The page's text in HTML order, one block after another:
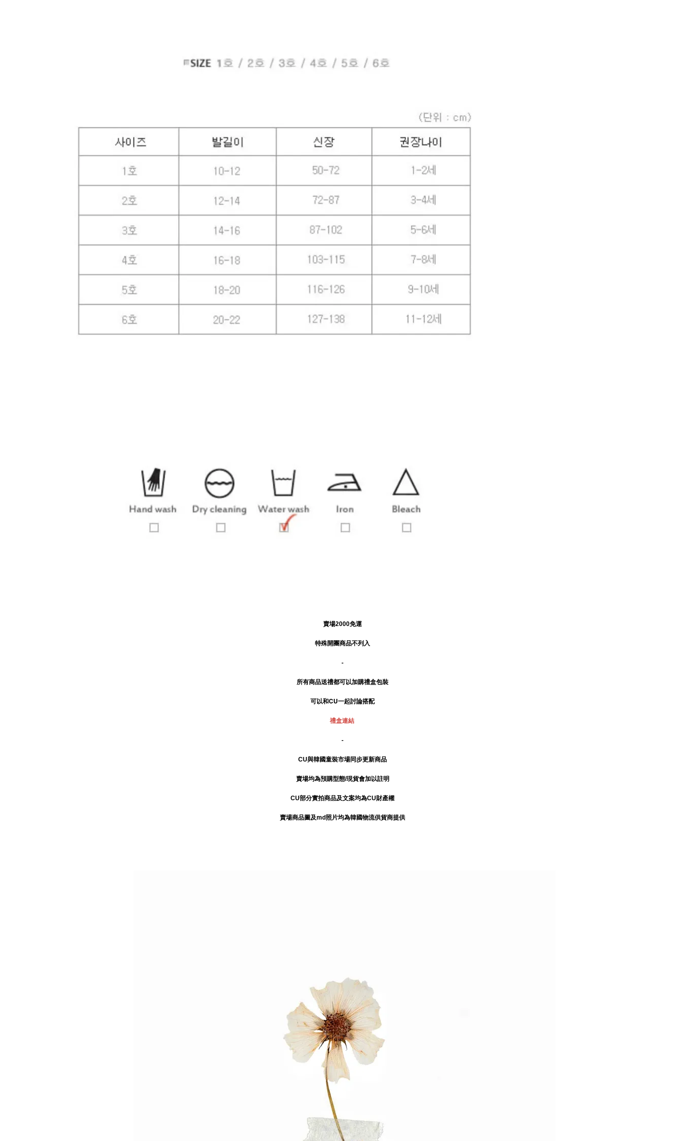
賣場2000免運
特殊開團商品不列入
-
所有商品送禮都可以加購禮盒包裝
可以和CU一起討論搭配
禮盒連結
-
CU與韓國童裝市場同步更新商品
賣場均為預購型態/現貨會加以註明
CU部分實拍商品及文案均為CU財產權
賣場商品圖及md照片均為韓國物流供貨商提供